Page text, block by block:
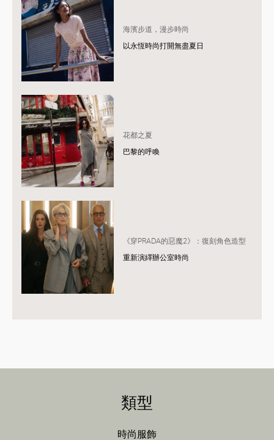
海濱步道，漫步時尚
以永恆時尚打開無盡夏日
花都之夏
巴黎的呼喚
《穿PRADA的惡魔2》：復刻角色造型
重新演繹辦公室時尚
類型
時尚服飾